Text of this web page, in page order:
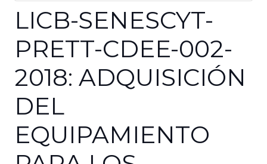
LICB-SENESCYT-
PRETT-CDEE-002-
2018: ADQUISICIÓN
DEL
EQUIPAMIENTO